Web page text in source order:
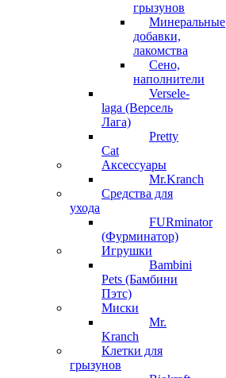
грызунов
Минеральные
добавки,
лакомства
Сено,
наполнители
Versele-
laga (Версель
Лага)
Pretty
Cat
Аксессуары
Mr.Kranch
Средства для
ухода
FURminator
(Фурминатор)
Игрушки
Bambini
Pets (Бамбини
Пэтс)
Миски
Mr.
Kranch
Клетки для
грызунов